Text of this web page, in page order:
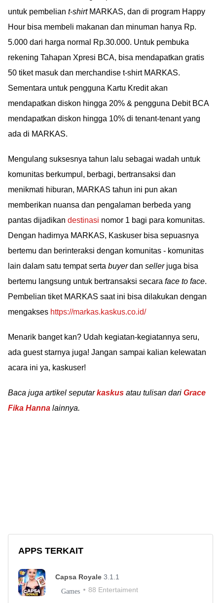
untuk pembelian t-shirtMARKAS, dan di program Happy
Hour bisa membeli makanan dan minuman hanya Rp.
5.000 dari harga normal Rp.30.000. Untuk pembuka
rekening Tahapan Xpresi BCA, bisa mendapatkan gratis
50 tiket masuk dan merchandise t-shirt MARKAS.
Sementara untuk pengguna Kartu Kredit akan
mendapatkan diskon hingga 20% & pengguna Debit BCA
mendapatkan diskon hingga 10% di tenant-tenant yang
ada di MARKAS.
Mengulang suksesnya tahun lalu sebagai wadah untuk
komunitas berkumpul, berbagi, bertransaksi dan
menikmati hiburan, MARKAS tahun ini pun akan
memberikan nuansa dan pengalaman berbeda yang
pantas dijadikan destinasi nomor 1 bagi para komunitas.
Dengan hadirnya MARKAS, Kaskuser bisa sepuasnya
bertemu dan berinteraksi dengan komunitas - komunitas
lain dalam satu tempat serta buyerdan sellerjuga bisa
bertemu langsung untuk bertransaksi secara face to face.
Pembelian tiket MARKAS saat ini bisa dilakukan dengan
mengakses https://markas.kaskus.co.id/
Menarik banget kan? Udah kegiatan-kegiatannya seru,
ada guest starnya juga! Jangan sampai kalian kelewatan
acara ini ya, kaskuser!
Baca juga artikel seputarkaskus atau tulisan dari Grace
Fika Hanna lainnya.
APPS TERKAIT
Capsa Royale 3.1.1
Games 88 Entertaiment